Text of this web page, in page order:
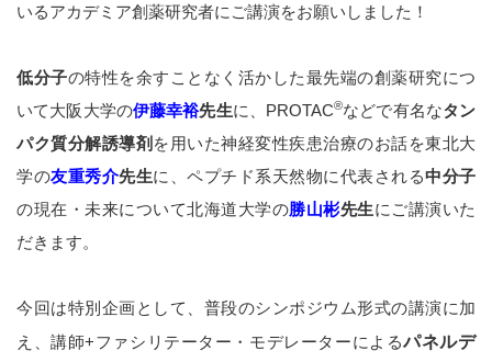
いるアカデミア創薬研究者にご講演をお願いしました！
低分子の特性を余すことなく活かした最先端の創薬研究につ
いて大阪大学の伊藤幸裕先生に、PROTAC®などで有名なタン
パク質分解誘導剤 を用いた神経変性疾患治療のお話を東北大
学の友重秀介先生に、ペプチド系天然物に代表される中分子
の現在・未来について北海道大学の勝山彬先生にご講演いた
だきます。
今回は特別企画として、普段のシンポジウム形式の講演に加
え、講師+ファシリテーター・モデレーターによるパネルデ